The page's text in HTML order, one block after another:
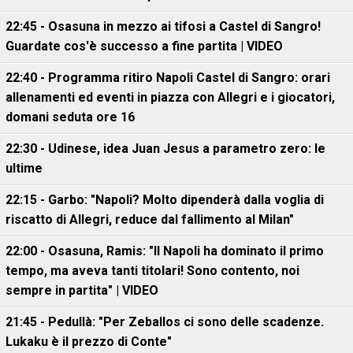
22:45 - Osasuna in mezzo ai tifosi a Castel di Sangro!
Guardate cos'è successo a fine partita | VIDEO
22:40 - Programma ritiro Napoli Castel di Sangro: orari
allenamenti ed eventi in piazza con Allegri e i giocatori,
domani seduta ore 16
22:30 - Udinese, idea Juan Jesus a parametro zero: le
ultime
22:15 - Garbo: "Napoli? Molto dipenderà dalla voglia di
riscatto di Allegri, reduce dal fallimento al Milan"
22:00 - Osasuna, Ramis: "Il Napoli ha dominato il primo
tempo, ma aveva tanti titolari! Sono contento, noi
sempre in partita" | VIDEO
21:45 - Pedullà: "Per Zeballos ci sono delle scadenze.
Lukaku è il prezzo di Conte"